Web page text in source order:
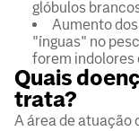
glóbulos
Aumento
"ínguas" no
forem indolores
Quais
trata?
A área de atuação